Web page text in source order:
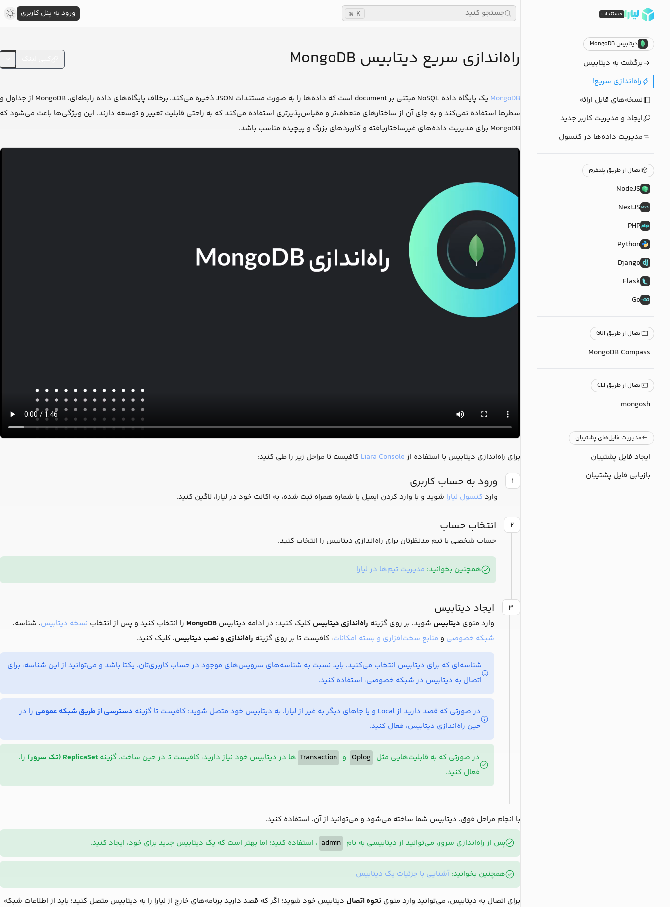
مستندات
دیتابیس MongoDB
برگشت به دیتابیس
راه‌اندازی سریع!
نسخه‌های قابل ارائه
ایجاد و مدیریت کاربر جدید
مدیریت داده‌ها در کنسول
اتصال از طریق پلتفرم
NodeJS
NextJS
PHP
Python
Django
Flask
Go
اتصال از طریق GUI
MongoDB Compass
اتصال از طریق CLI
mongosh
مدیریت فایل‌های پشتیبان
ایجاد فایل پشتیبان
بازیابی فایل پشتیبان
راه‌اندازی سریع دیتابیس MongoDB
MongoDB
یک پایگاه داده NoSQL مبتنی بر document است که داده‌ها را به صورت مستندات JSON ذخیره می‌کند. برخلاف پایگاه‌های داده رابطه‌ای، MongoDB از جداول و
سطرها استفاده نمی‌کند و به جای آن از ساختارهای منعطف‌تر و مقیاس‌پذیرتری استفاده می‌کند که به راحتی قابلیت تغییر و توسعه دارند. این ویژگی‌ها باعث می‌شود که
MongoDB برای مدیریت داده‌های غیرساختاریافته و کاربردهای بزرگ و پیچیده مناسب باشد.
برای راه‌اندازی دیتابیس با استفاده ازLiara Console کافیست تا مراحل زیر را طی کنید:
۱ ورود به حساب کاربری
وارد کنسول لیارا شوید و با وارد کردن ایمیل یا شماره همراه ثبت شده، به اکانت خود در لیارا، لاگین کنید.
۲ انتخاب حساب
حساب شخصی یا تیم مدنظرتان برای راه‌اندازی دیتابیس را انتخاب کنید.
همچنین بخوانید: مدیریت تیم‌ها در لیارا
۳ ایجاد دیتابیس
وارد منوی دیتابیس شوید، بر روی گزینه راه‌اندازی دیتابیس کلیک کنید؛ در ادامه دیتابیس MongoDB را انتخاب کنید و پس از انتخاب نسخه دیتابیس، شناسه،
شبکه خصوصی و منابع سخت‌افزاری و بسته امکانات، کافیست تا بر روی گزینه راه‌اندازی و نصب دیتابیس، کلیک کنید.
شناسه‌ای که برای دیتابیس انتخاب می‌کنید، باید نسبت به شناسه‌های سرویس‌های موجود در حساب کاربری‌تان، یکتا باشد و می‌توانید از این شناسه، برای
اتصال به دیتابیس در شبکه خصوصی، استفاده کنید.
در صورتی که قصد دارید از Local و یا جاهای دیگر به غیر از لیارا، به دیتابیس خود متصل شوید؛ کافیست تا گزینه دسترسی از طریق شبکه عمومی را در
حین راه‌اندازی دیتابیس، فعال کنید.
در صورتی که به قابلیت‌هایی مثل Oplog و Transaction ها در دیتابیس خود نیاز دارید، کافیست تا در حین ساخت، گزینهReplicaSet (تک سرور)
را،
فعال کنید.
با انجام مراحل فوق، دیتابیس شما ساخته می‌شود و می‌توانید از آن، استفاده کنید.
پس از راه‌اندازی سرور، می‌توانید از دیتابیسی به نام admin ، استفاده کنید؛ اما بهتر است که یک دیتابیس جدید برای خود، ایجاد کنید.
همچنین بخوانید:آشنایی با جزئیات یک دیتابیس
برای اتصال به دیتابیس، می‌توانید وارد منوی نحوه اتصال دیتابیس خود شوید؛ اگر که قصد دارید برنامه‌های خارج از لیارا را به دیتابیس متصل کنید؛ باید از اطلاعات شبکه
جستجو کنید K
⌘ ورود به پنل کاربری